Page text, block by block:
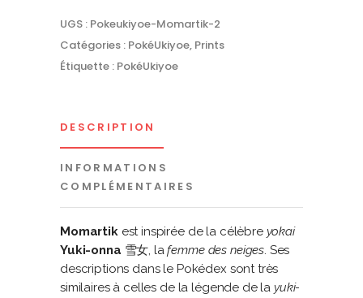
UGS : Pokeukiyoe-Momartik-2
Catégories : PokéUkiyoe, Prints
Étiquette : PokéUkiyoe
DESCRIPTION
INFORMATIONS
COMPLÉMENTAIRES
Momartikest inspirée de la célèbre yokai
Yuki-onna 雪女, lafemme des neiges. Ses
descriptions dans le Pokédex sont très
similaires à celles de la légende de layuki-